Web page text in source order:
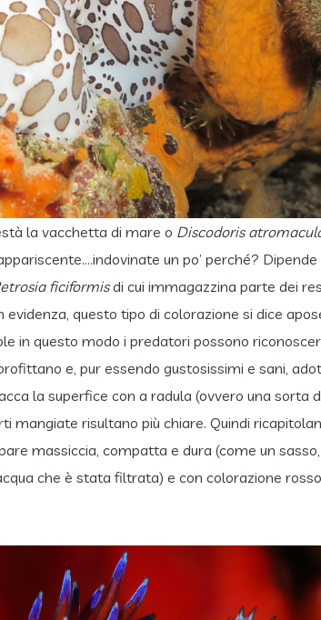
la vacchetta di mare o Discodoris
un po’ perché?
ficiformisdi cui immagazzina parte dei
questo tipo di colorazione si dice
in questo modo i predatori possono
e, pur essendo gustosissimi e sani,
la superfice con a radula (ovvero una sorta
mangiate risultano più chiare. Quindi
massiccia, compatta e dura (come un
che è stata filtrata) e con colorazione